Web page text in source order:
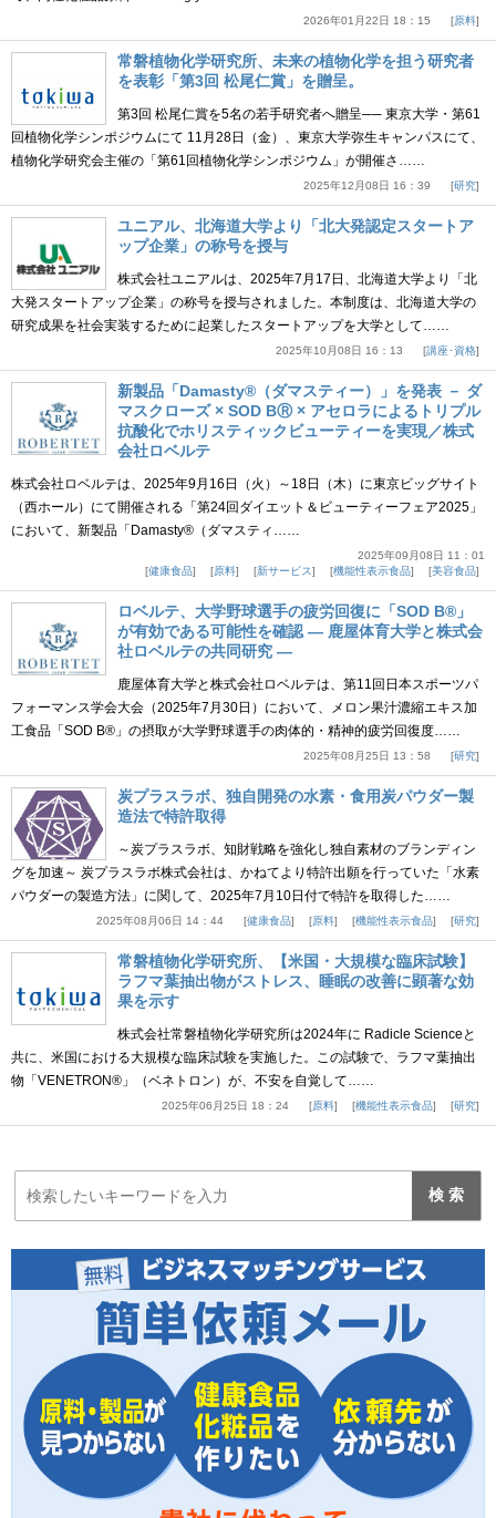
2026年01月22日 18：15 原料
常磐植物化学研究所、未来の植物化学を担う研究者
を表彰「第3回 松尾仁賞」を贈呈。
第3回 松尾仁賞を5名の若手研究者へ贈呈── 東京大学・第61
回植物化学シンポジウムにて 11月28日（金）、東京大学弥生キャンパスにて、
植物化学研究会主催の「第61回植物化学シンポジウム」が開催さ……
2025年12月08日 16：39 研究
ユニアル、北海道大学より「北大発認定スタートア
ップ企業」の称号を授与
株式会社ユニアルは、2025年7月17日、北海道大学より「北
大発スタートアップ企業」の称号を授与されました。本制度は、北海道大学の
研究成果を社会実装するために起業したスタートアップを大学として……
2025年10月08日 16：13 講座･資格
新製品「Damasty®（ダマスティー）」を発表 － ダ
マスクローズ × SOD BⓇ × アセロラによるトリプル
抗酸化でホリスティックビューティーを実現／株式
会社ロベルテ
株式会社ロベルテは、2025年9月16日（火）～18日（木）に東京ビッグサイト
（西ホール）にて開催される「第24回ダイエット＆ビューティーフェア2025」
において、新製品「Damasty®（ダマスティ……
2025年09月08日 11：01
健康食品
原料 新サービス 機能性表示食品 美容食品
ロベルテ、大学野球選手の疲労回復に「SOD B®」
が有効である可能性を確認 ― 鹿屋体育大学と株式会
社ロベルテの共同研究 ―
鹿屋体育大学と株式会社ロベルテは、第11回日本スポーツパ
フォーマンス学会大会（2025年7月30日）において、メロン果汁濃縮エキス加
工食品「SOD B®」の摂取が大学野球選手の肉体的・精神的疲労回復度……
2025年08月25日 13：58 研究
炭プラスラボ、独自開発の水素・食用炭パウダー製
造法で特許取得
～炭プラスラボ、知財戦略を強化し独自素材のブランディン
グを加速～ 炭プラスラボ株式会社は、かねてより特許出願を行っていた「水素
パウダーの製造方法」に関して、2025年7月10日付で特許を取得した……
2025年08月06日 14：44 健康食品 原料 機能性表示食品 研究
常磐植物化学研究所、【米国・大規模な臨床試験】
ラフマ葉抽出物がストレス、睡眠の改善に顕著な効
果を示す
株式会社常磐植物化学研究所は2024年に Radicle Scienceと
共に、米国における大規模な臨床試験を実施した。この試験で、ラフマ葉抽出
物「VENETRON®」（ベネトロン）が、不安を自覚して……
2025年06月25日 18：24 原料 機能性表示食品 研究